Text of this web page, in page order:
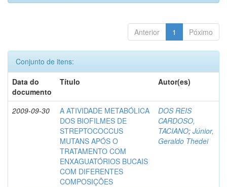
Anterior 1 Póximo
Conjunto de itens:
Data do
documento
Título Autor(es)
2009-09-30
A ATIVIDADE METABÓLICA
DOS BIOFILMES DE
STREPTOCOCCUS
MUTANS APÓS O
TRATAMENTO COM
ENXAGUATÓRIOS BUCAIS
COM DIFERENTES
COMPOSIÇÕES
DOS REIS
CARDOSO,
TACIANO; Júnior,
Geraldo Thedei